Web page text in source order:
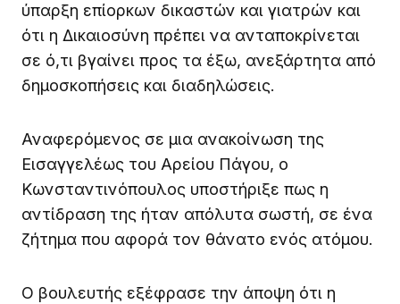
ύπαρξη επίορκων δικαστών και γιατρών και
ότι η Δικαιοσύνη πρέπει να ανταποκρίνεται
σε ό,τι βγαίνει προς τα έξω, ανεξάρτητα από
δημοσκοπήσεις και διαδηλώσεις.
Αναφερόμενος σε μια ανακοίνωση της
Εισαγγελέως του Αρείου Πάγου, ο
Κωνσταντινόπουλος υποστήριξε πως η
αντίδραση της ήταν απόλυτα σωστή, σε ένα
ζήτημα που αφορά τον θάνατο ενός ατόμου.
Ο βουλευτής εξέφρασε την άποψη ότι η